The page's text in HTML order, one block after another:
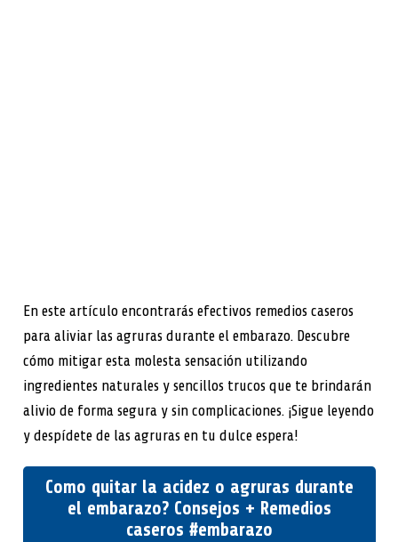
En este artículo encontrarás efectivos remedios caseros
para aliviar las agruras durante el embarazo. Descubre
cómo mitigar esta molesta sensación utilizando
ingredientes naturales y sencillos trucos que te brindarán
alivio de forma segura y sin complicaciones. ¡Sigue leyendo
y despídete de las agruras en tu dulce espera!
Como quitar la acidez o agruras durante
el embarazo? Consejos + Remedios
caseros #embarazo